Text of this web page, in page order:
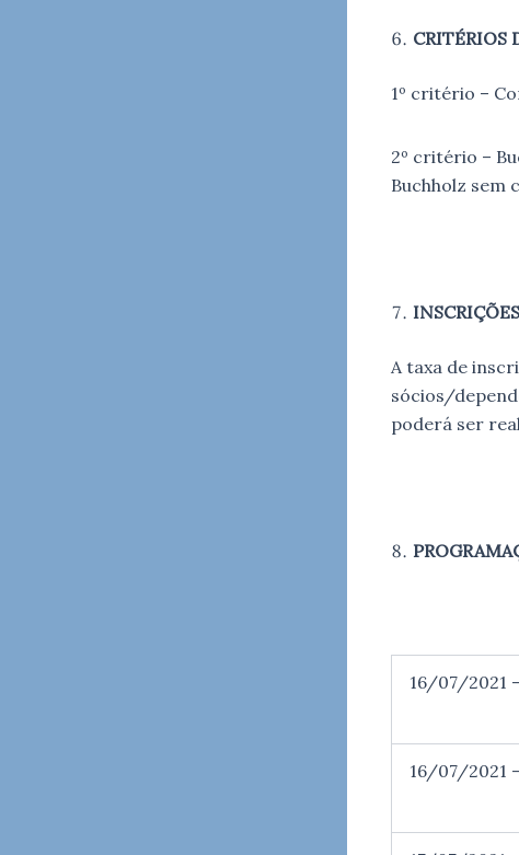
CRITÉRIOS
1º critério –
2º critério –
Buchholz sem
INSCRIÇÕES
A taxa de
sócios/
poderá ser
16/07/2021
16/07/2021